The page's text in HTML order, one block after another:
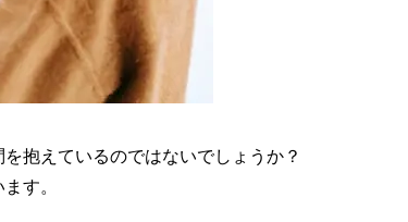
抱えているのではないでしょうか？
す。